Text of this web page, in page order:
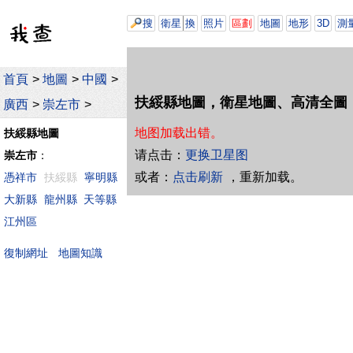
首頁 > 地圖 > 中國 >
廣西 > 崇左市 >
扶綏縣地圖
崇左市 ：
憑祥市 扶綏縣 寧明縣
大新縣 龍州縣 天等縣
江州區
地圖知識
搜 衛星 換 照片 區劃 地圖 地形 3D 測
扶綏縣地圖，衛星地圖、高清全圖
地图加载出错。
请点击： 更换卫星图
或者： 点击刷新 ，重新加载。